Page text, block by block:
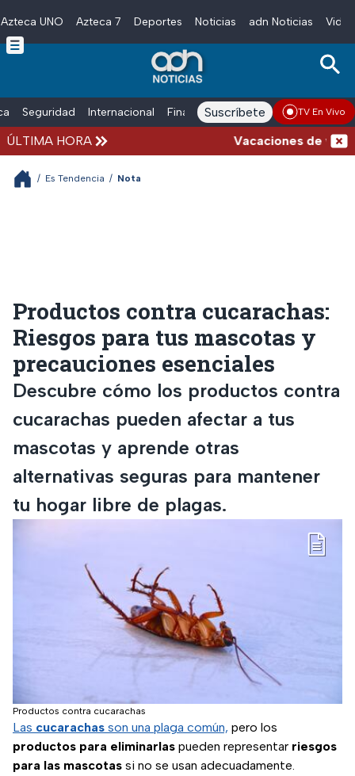
Skip to main content
Azteca UNO Azteca 7 Deportes Noticias adn Noticias
Seguridad Internacional Finanzas adn Noticias Radio
Suscríbete TV En Vivo
ÚLTIMA HORA Vacaciones de
/ Es Tendencia / Nota
Productos contra cucarachas:
Riesgos para tus mascotas y
precauciones esenciales
Descubre cómo los productos contra
cucarachas pueden afectar a tus
mascotas y aprende otras
alternativas seguras para mantener
tu hogar libre de plagas.
Productos contra cucarachas
Las cucarachas son una plaga común, pero los
productos para eliminarlas pueden representar riesgos
para las mascotas si no se usan adecuadamente.